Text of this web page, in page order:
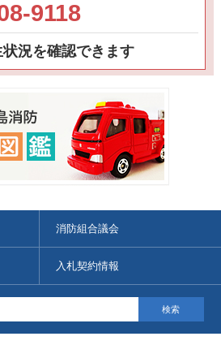
9118
況を確認できます
消防組合議会
入札契約情報
検索